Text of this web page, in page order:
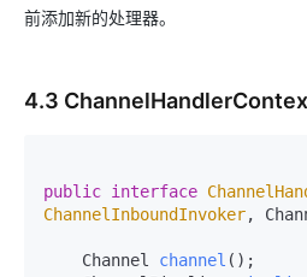
前添加新的处理器。
4.3
public interface
ChannelInboundInvoker,
    Channel
channel () ;